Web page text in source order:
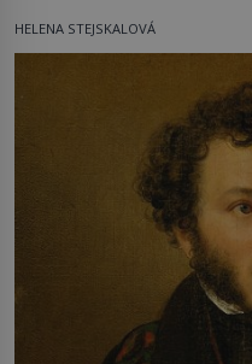
HELENA STEJSKALOVÁ